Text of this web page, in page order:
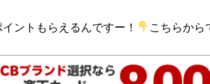
ントもらえるんですー！ こちらから